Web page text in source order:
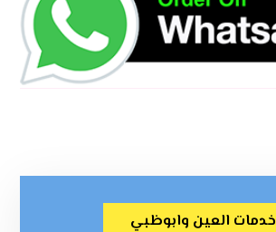
خدمات العين وابوظبي